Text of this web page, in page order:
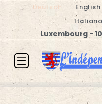
Deutsch English
Italiano
Luxembourg -